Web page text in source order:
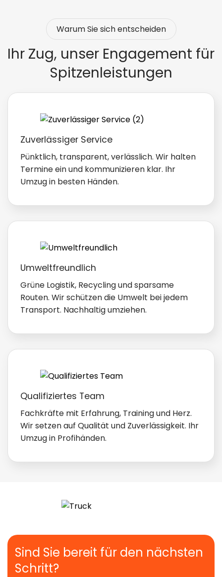
So sparen Sie Zeit, Nerven und sind am Ende auf der
sicheren Seite. Ein persönliches Gespräch klärt oft
mehr als ein Blick ins Internet – lassen Sie uns wissen,
wobei wir helfen können.
Warum Sie sich entscheiden
Ihr Zug, unser Engagement für
Spitzenleistungen
Zuverlässiger Service
Pünktlich, transparent, verlässlich. Wir halten
Termine ein und kommunizieren klar. Ihr
Umzug in besten Händen.
Umweltfreundlich
Grüne Logistik, Recycling und sparsame
Routen. Wir schützen die Umwelt bei jedem
Transport. Nachhaltig umziehen.
Qualifiziertes Team
Fachkräfte mit Erfahrung, Training und Herz.
Wir setzen auf Qualität und Zuverlässigkeit. Ihr
Umzug in Profihänden.
Sind Sie bereit für den nächsten
Schritt?